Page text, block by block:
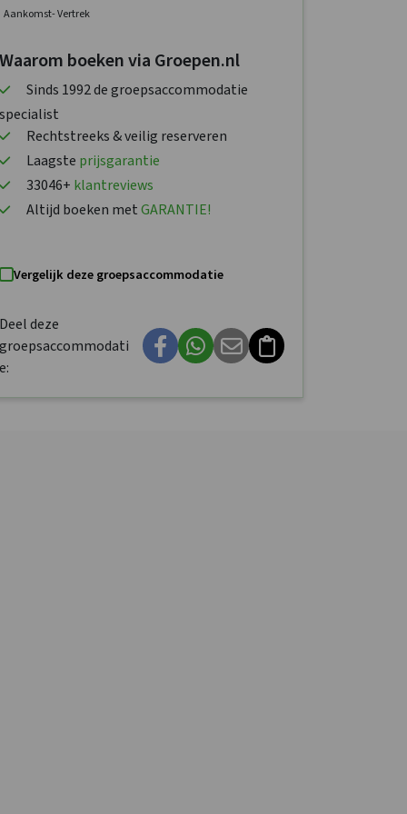
Aankomst- Vertrek
Waarom boeken via Groepen.nl
Sinds 1992 de groepsaccommodatie
specialist
Rechtstreeks & veilig reserveren
Laagste prijsgarantie
33046+ klantreviews
Altijd boeken metGARANTIE!
Vergelijk deze groepsaccommodatie
Deel deze
groepsaccommodati
e: